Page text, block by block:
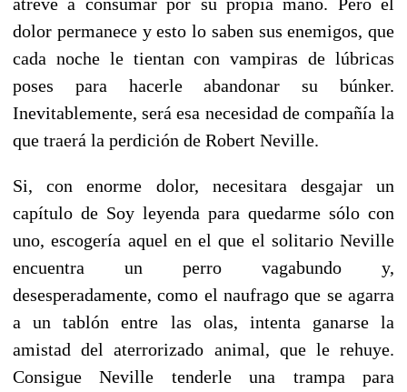
dolor permanece y esto lo saben sus enemigos, que
cada noche le tientan con vampiras de lúbricas
poses para hacerle abandonar su búnker.
Inevitablemente, será esa necesidad de compañía la
que traerá la perdición de Robert Neville.
Si, con enorme dolor, necesitara desgajar un
capítulo de Soy leyenda para quedarme sólo con
uno, escogería aquel en el que el solitario Neville
encuentra un perro vagabundo y,
desesperadamente, como el naufrago que se agarra
a un tablón entre las olas, intenta ganarse la
amistad del aterrorizado animal, que le rehuye.
Consigue Neville tenderle una trampa para